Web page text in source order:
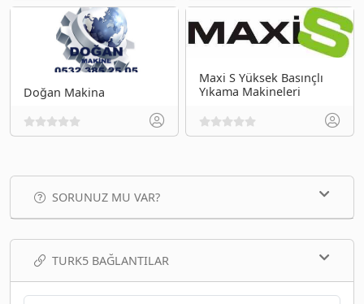
Doğan Makina
Maxi S Yüksek Basınçlı
Yıkama Makineleri
SORUNUZ MU VAR?
TURK5 BAĞLANTILAR